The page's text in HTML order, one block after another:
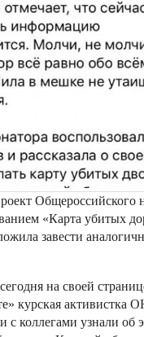
Общероссийского
«Карта убитых
завести
на своей
курская активистка
с коллегами узнали об